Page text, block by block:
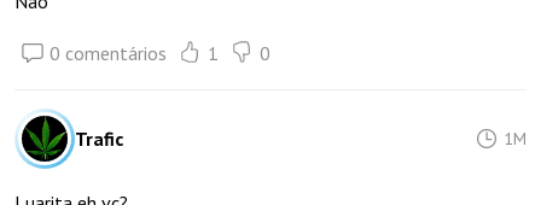
0 comentários 1 0
Trafic 1M